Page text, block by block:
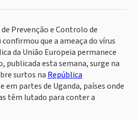
de Prevenção e Controlo de
confirmou que a ameaça do vírus
da União Europeia permanece
publicada esta semana, surge na
surtos na República
em partes de Uganda, países onde
têm lutado para conter a